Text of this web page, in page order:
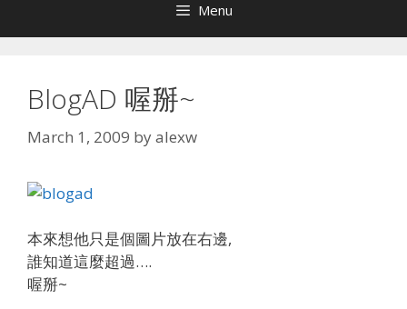
Menu
BlogAD 喔掰~
March 1, 2009 byalexw
本來想他只是個圖片放在右邊,
誰知道這麼超過….
喔掰~